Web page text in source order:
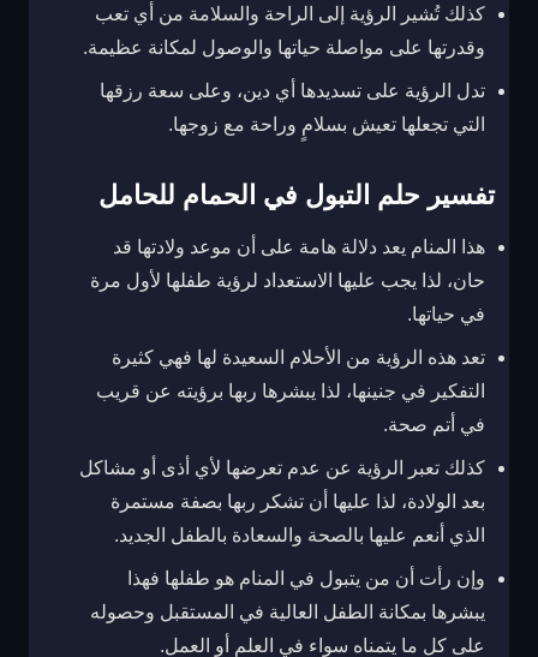
كذلك تُشير الرؤية إلى الراحة والسلامة من أي تعب
وقدرتها على مواصلة حياتها والوصول لمكانة عظيمة.
تدل الرؤية على تسديدها أي دين، وعلى سعة رزقها
التي تجعلها تعيش بسلامٍ وراحة مع زوجها.
تفسير حلم التبول في الحمام للحامل
هذا المنام يعد دلالة هامة على أن موعد ولادتها قد
حان، لذا يجب عليها الاستعداد لرؤية طفلها لأول مرة
في حياتها.
تعد هذه الرؤية من الأحلام السعيدة لها فهي كثيرة
التفكير في جنينها، لذا يبشرها ربها برؤيته عن قريب
في أتم صحة.
كذلك تعبر الرؤية عن عدم تعرضها لأي أذى أو مشاكل
بعد الولادة، لذا عليها أن تشكر ربها بصفة مستمرة
الذي أنعم عليها بالصحة والسعادة بالطفل الجديد.
وإن رأت أن من يتبول في المنام هو طفلها فهذا
يبشرها بمكانة الطفل العالية في المستقبل وحصوله
على كل ما يتمناه سواء في العلم أو العمل.